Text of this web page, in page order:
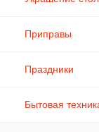
Приправы
Праздники
Бытовая